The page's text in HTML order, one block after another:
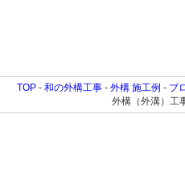
TOP - 和の外構工事 - 外構 施工例 - ブ
外構（外溝）工